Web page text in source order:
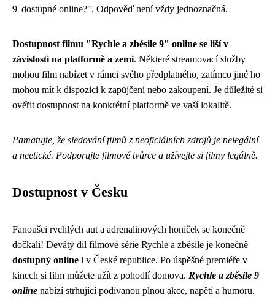
9' dostupné online?". Odpověď není vždy jednoznačná.
Dostupnost filmu "Rychle a zběsile 9" online se liší v
závislosti na platformě a zemi. Některé streamovací služby
mohou film nabízet v rámci svého předplatného, zatímco jiné ho
mohou mít k dispozici k zapůjčení nebo zakoupení. Je důležité si
ověřit dostupnost na konkrétní platformě ve vaší lokalitě.
Pamatujte, že sledování filmů z neoficiálních zdrojů je nelegální
a neetické. Podporujte filmové tvůrce a užívejte si filmy legálně.
Dostupnost v Česku
Fanoušci rychlých aut a adrenalinových honiček se konečně
dočkali! Devátý díl filmové série Rychle a zběsile je konečně
dostupný online i v České republice. Po úspěšné premiéře v
kinech si film můžete užít z pohodlí domova. Rychle a zběsile 9
online nabízí strhující podívanou plnou akce, napětí a humoru.